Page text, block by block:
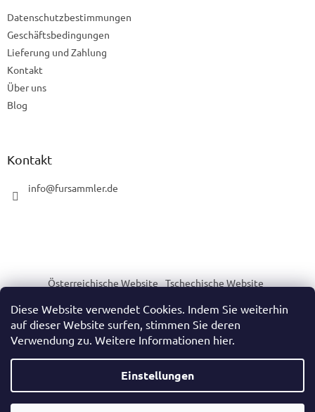
Diese Website verwendet Cookies. Indem Sie weiterhin
auf dieser Website surfen, stimmen Sie deren
Verwendung zu. Weitere Informationen hier.
Einstellungen
Datenschutzbestimmungen
Geschäftsbedingungen
Lieferung und Zahlung
Kontakt
Über uns
Blog
Kontakt
info@fursammler.de
Österreichische Website Tschechische Website
Copyright 2026https://www.fursammler.de/. Alle Rechte